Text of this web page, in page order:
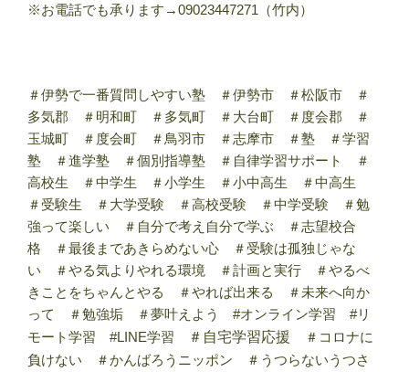
※お電話でも承ります→09023447271（竹内）
＃伊勢で一番質問しやすい塾 ＃伊勢市 ＃松阪市 ＃
多気郡 ＃明和町 ＃多気町 ＃大台町 ＃度会郡 ＃
玉城町 ＃度会町 ＃鳥羽市 ＃志摩市 ＃塾 ＃学習
塾 ＃進学塾 ＃個別指導塾 ＃自律学習サポート ＃
高校生 ＃中学生 ＃小学生 ＃小中高生 ＃中高生
＃受験生 ＃大学受験 ＃高校受験 ＃中学受験 ＃勉
強って楽しい ＃自分で考え自分で学ぶ ＃志望校合
格 ＃最後まであきらめない心 ＃受験は孤独じゃな
い ＃やる気よりやれる環境 ＃計画と実行 ＃やるべ
きことをちゃんとやる ＃やれば出来る ＃未来へ向か
って ＃勉強垢 ＃夢叶えよう #オンライン学習 #リ
モート学習 #LINE学習
＃自宅学習応援
＃コロナに
負けない ＃かんばろうニッポン ＃うつらないうつさ